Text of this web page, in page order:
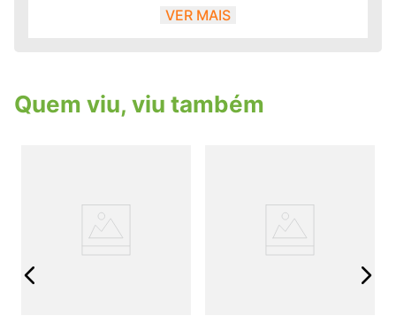
biomecânico).Cabedal Têxtil em Mesh 3D:
Confeccionado com malha respirável reforçada
especial de alta durabilidade que não deixa
marcas na superfície (Non-Marking) e oferece
aderência impecável em pisos de academia.
VER MAIS
Quem viu, viu também